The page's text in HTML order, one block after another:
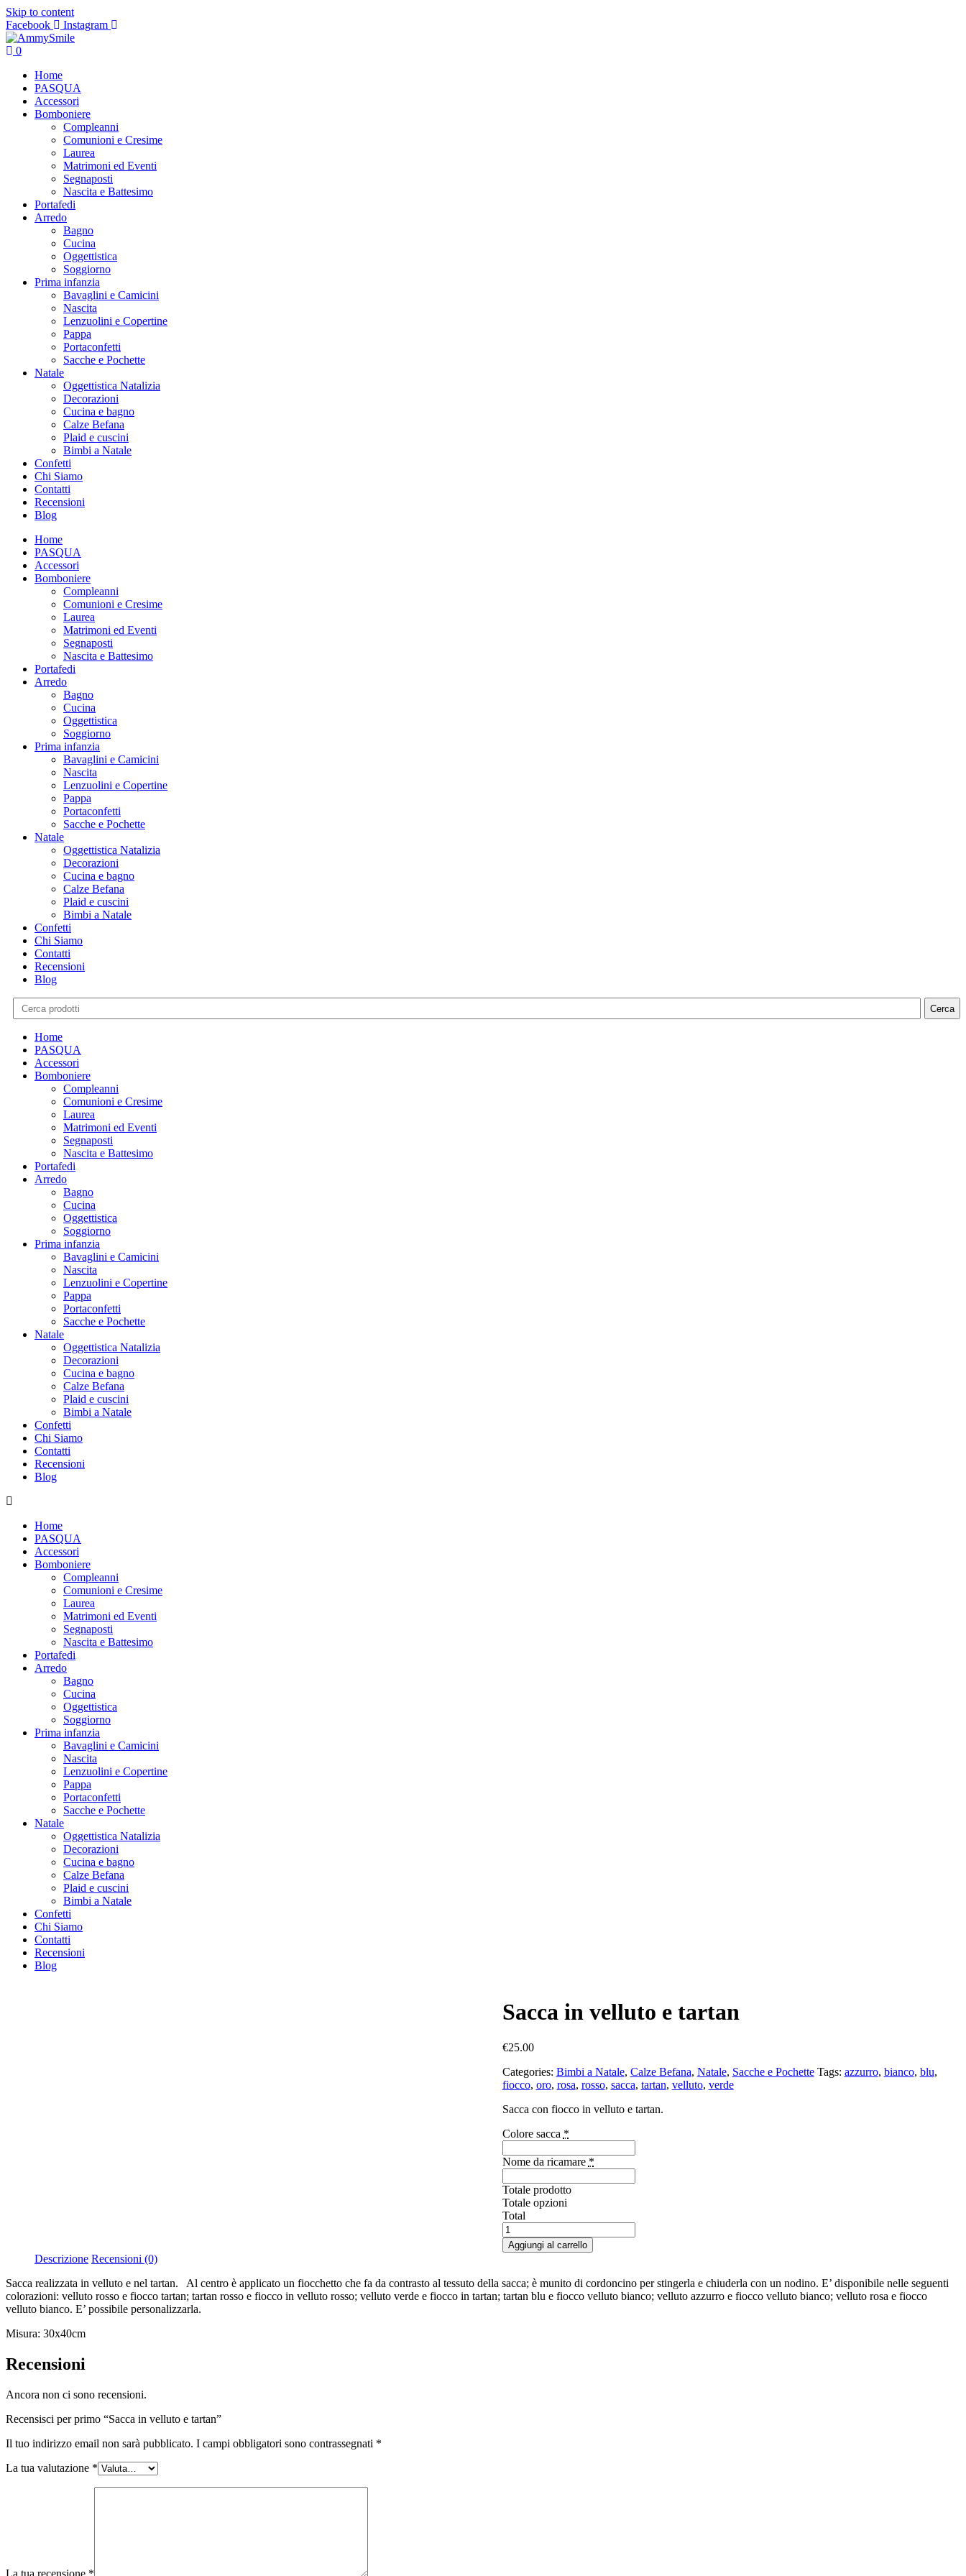
Skip to content
Facebook
Instagram
0
Home
PASQUA
Accessori
Bomboniere
Compleanni
Comunioni e Cresime
Laurea
Matrimoni ed Eventi
Segnaposti
Nascita e Battesimo
Portafedi
Arredo
Bagno
Cucina
Oggettistica
Soggiorno
Prima infanzia
Bavaglini e Camicini
Nascita
Lenzuolini e Copertine
Pappa
Portaconfetti
Sacche e Pochette
Natale
Oggettistica Natalizia
Decorazioni
Cucina e bagno
Calze Befana
Plaid e cuscini
Bimbi a Natale
Confetti
Chi Siamo
Contatti
Recensioni
Blog
Home
PASQUA
Accessori
Bomboniere
Compleanni
Comunioni e Cresime
Laurea
Matrimoni ed Eventi
Segnaposti
Nascita e Battesimo
Portafedi
Arredo
Bagno
Cucina
Oggettistica
Soggiorno
Prima infanzia
Bavaglini e Camicini
Nascita
Lenzuolini e Copertine
Pappa
Portaconfetti
Sacche e Pochette
Natale
Oggettistica Natalizia
Decorazioni
Cucina e bagno
Calze Befana
Plaid e cuscini
Bimbi a Natale
Confetti
Chi Siamo
Contatti
Recensioni
Blog
Home
PASQUA
Accessori
Bomboniere
Compleanni
Comunioni e Cresime
Laurea
Matrimoni ed Eventi
Segnaposti
Nascita e Battesimo
Portafedi
Arredo
Bagno
Cucina
Oggettistica
Soggiorno
Prima infanzia
Bavaglini e Camicini
Nascita
Lenzuolini e Copertine
Pappa
Portaconfetti
Sacche e Pochette
Natale
Oggettistica Natalizia
Decorazioni
Cucina e bagno
Calze Befana
Plaid e cuscini
Bimbi a Natale
Confetti
Chi Siamo
Contatti
Recensioni
Blog
Home
PASQUA
Accessori
Bomboniere
Compleanni
Comunioni e Cresime
Laurea
Matrimoni ed Eventi
Segnaposti
Nascita e Battesimo
Portafedi
Arredo
Bagno
Cucina
Oggettistica
Soggiorno
Prima infanzia
Bavaglini e Camicini
Nascita
Lenzuolini e Copertine
Pappa
Portaconfetti
Sacche e Pochette
Natale
Oggettistica Natalizia
Decorazioni
Cucina e bagno
Calze Befana
Plaid e cuscini
Bimbi a Natale
Confetti
Chi Siamo
Contatti
Recensioni
Blog
Sacca in velluto e tartan
€25.00
Categories: Bimbi a Natale, Calze Befana, Natale, Sacche e Pochette Tags: azzurro, bianco, blu,
fiocco, oro, rosa, rosso, sacca, tartan, velluto, verde
Sacca con fiocco in velluto e tartan.
Colore sacca *
Nome da ricamare *
Totale prodotto
Totale opzioni
Total
Sacca
in
velluto
tartan
quantità
Aggiungi al carrello
Descrizione Recensioni (0)
Sacca realizzata in velluto e nel tartan. Al centro è applicato un fiocchetto che fa da contrasto al tessuto della sacca; è munito di cordoncino per stingerla e chiuderla con un nodino. E’ disponibile nelle seguenti
colorazioni: velluto rosso e fiocco tartan; tartan rosso e fiocco in velluto rosso; velluto verde e fiocco in tartan; tartan blu e fiocco velluto bianco; velluto azzurro e fiocco velluto bianco; velluto rosa e fiocco
velluto bianco. E’ possibile personalizzarla.
Misura: 30x40cm
Recensioni
Ancora non ci sono recensioni.
Recensisci per primo “Sacca in velluto e tartan”
Il tuo indirizzo email non sarà pubblicato. I campi obbligatori sono contrassegnati *
La tua valutazione *
La tua recensione *